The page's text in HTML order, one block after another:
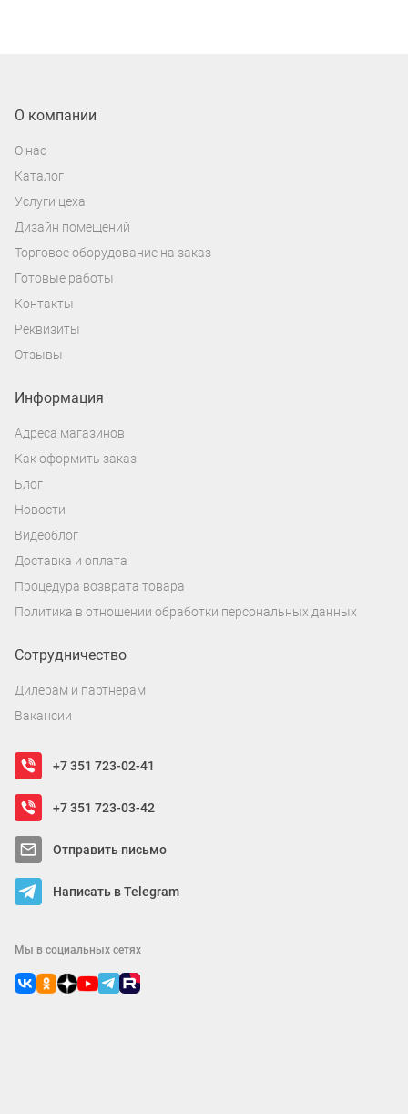
О компании
О нас
Каталог
Услуги цеха
Дизайн помещений
Торговое оборудование на заказ
Готовые работы
Контакты
Реквизиты
Отзывы
Информация
Адреса магазинов
Как оформить заказ
Блог
Новости
Видеоблог
Доставка и оплата
Процедура возврата товара
Политика в отношении обработки персональных данных
Сотрудничество
Дилерам и партнерам
Вакансии
+7 351 723-02-41
+7 351 723-03-42
Отправить письмо
Написать в Telegram
Мы в социальных сетях